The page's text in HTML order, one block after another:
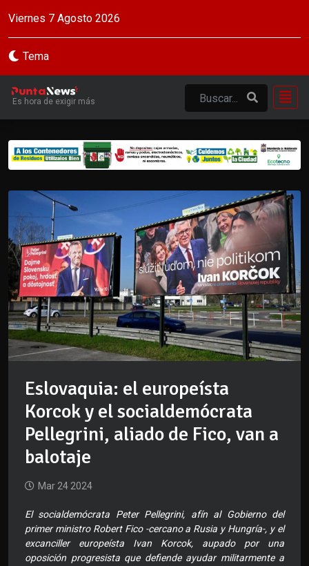
Viernes 7 Agosto 2026
Tema
Es hora de exigir más
Eslovaquia: el europeísta
Korcok y el socialdemócrata
Pellegrini, aliado de Fico, van a
balotaje
Mar 24 2024
El socialdemócrata Peter Pellegrini, afín al Gobierno del
primer ministro Robert Fico -cercano a Rusia y Hungría-, y el
excanciller europeísta Ivan Korcok, aupado por una
oposición progresista que defiende ayudar militarmente a